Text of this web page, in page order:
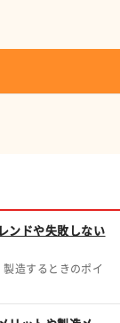
ンドや失敗しない
造するときのポイ